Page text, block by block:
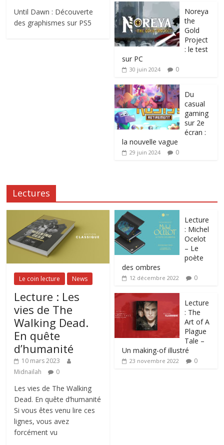
Until Dawn : Découverte
des graphismes sur PS5
Noreya
the
Gold
Project
: le test
sur PC
30 juin 2024 0
Du
casual
gaming
sur 2e
écran :
la nouvelle vague
29 juin 2024 0
Lectures
Le coin lecture News
Lecture : Les
vies de The
Walking Dead.
En quête
d’humanité
10 mars 2023
Midnailah
0
Les vies de The Walking
Dead. En quête d’humanité
Si vous êtes venu lire ces
lignes, vous avez
forcément vu
Lecture
: Michel
Ocelot
– Le
poète
des ombres
12 décembre 2022 0
Lecture
: The
Art of A
Plague
Tale –
Un making-of illustré
23 novembre 2022 0